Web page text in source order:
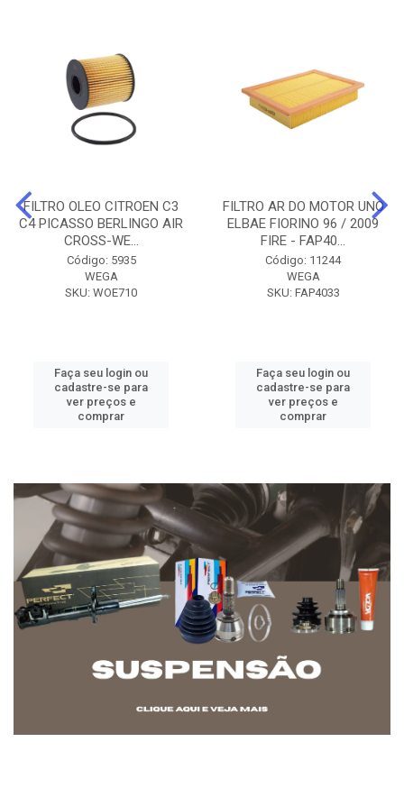
FILTRO OLEO CITROEN C3
C4 PICASSO BERLINGO AIR
CROSS-WE...
Código: 5935
WEGA
SKU: WOE710
Faça seu login ou
cadastre-se para
ver preços e
comprar
FILTRO AR DO MOTOR UNO
ELBAE FIORINO 96 / 2009
FIRE - FAP40...
Código: 11244
WEGA
SKU: FAP4033
Faça seu login ou
cadastre-se para
ver preços e
comprar